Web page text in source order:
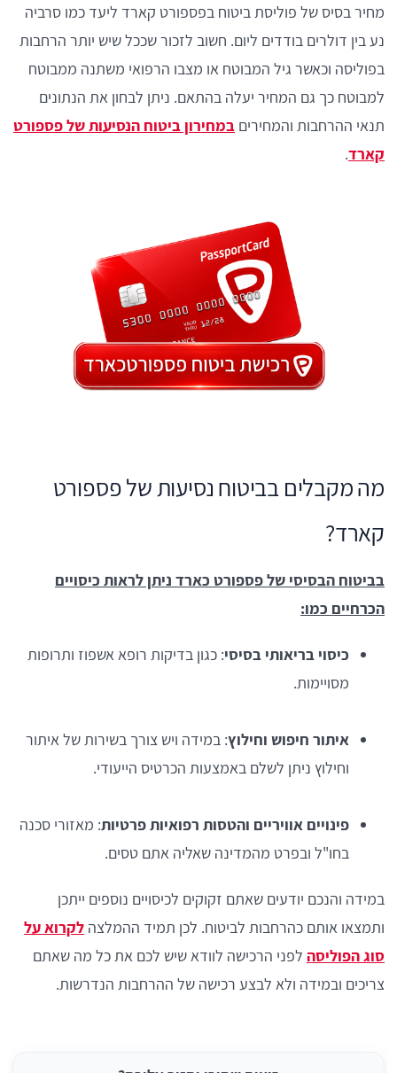
מחיר בסיס של פוליסת ביטוח בפספורט קארד ליעד כמו סרביה
נע בין דולרים בודדים ליום. חשוב לזכור שככל שיש יותר הרחבות
בפוליסה וכאשר גיל המבוטח או מצבו הרפואי משתנה ממבוטח
למבוטח כך גם המחיר יעלה בהתאם. ניתן לבחון את הנתונים
תנאי ההרחבות והמחירים במחירון ביטוח הנסיעות של פספורט
קארד.
מה מקבלים בביטוח נסיעות של פספורט
קארד?
בביטוח הבסיסי של פספורט כארד ניתן לראות כיסויים
הכרחיים כמו:
כיסוי בריאותי בסיסי: כגון בדיקות רופא אשפוז ותרופות
מסויימות.
איתור חיפוש וחילוץ: במידה ויש צורך בשירות של איתור
וחילוץ ניתן לשלם באמצעות הכרטיס הייעודי.
פינויים אוויריים והטסות רפואיות פרטיות: מאזורי סכנה
בחו"ל ובפרט מהמדינה שאליה אתם טסים.
במידה והנכם יודעים שאתם זקוקים לכיסויים נוספים ייתכן
ותמצאו אותם כהרחבות לביטוח. לכן תמיד ההמלצה לקרוא על
סוג הפוליסה לפני הרכישה לוודא שיש לכם את כל מה שאתם
צריכים ובמידה ולא לבצע רכישה של ההרחבות הנדרשות.